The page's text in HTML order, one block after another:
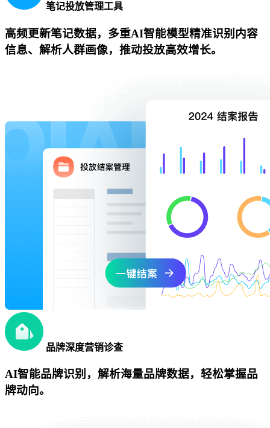
笔记投放管理工具
高频更新笔记数据，多重AI智能模型精准识别内容
信息、解析人群画像，推动投放高效增长。
品牌深度营销诊查
AI智能品牌识别，解析海量品牌数据，轻松掌握品
牌动向。